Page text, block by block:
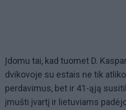
Įdomu tai, kad tuomet D.
dvikovoje su estais ne tik
perdavimus, bet ir 41-ąją
įmušti įvartį ir lietuviams